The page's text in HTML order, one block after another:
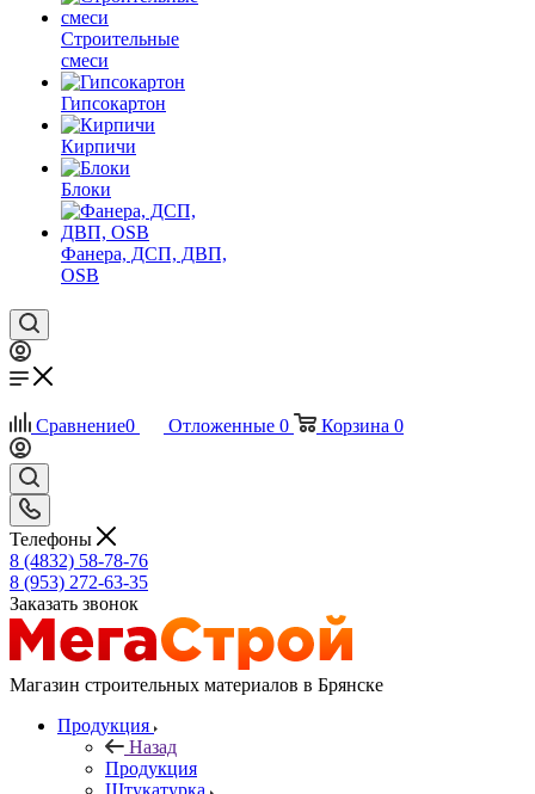
Строительные
смеси
Гипсокартон
Кирпичи
Блоки
Фанера, ДСП, ДВП,
OSB
Сравнение0 Отложенные 0 Корзина 0
Телефоны
8 (4832) 58-78-76
8 (953) 272-63-35
Заказать звонок
Магазин строительных материалов в Брянске
Продукция
Назад
Продукция
Штукатурка